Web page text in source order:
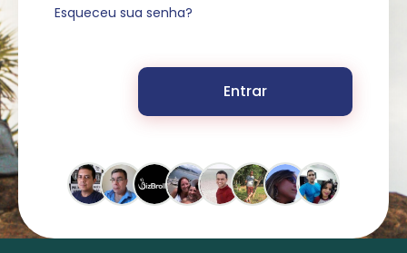
Esqueceu sua senha?
Entrar